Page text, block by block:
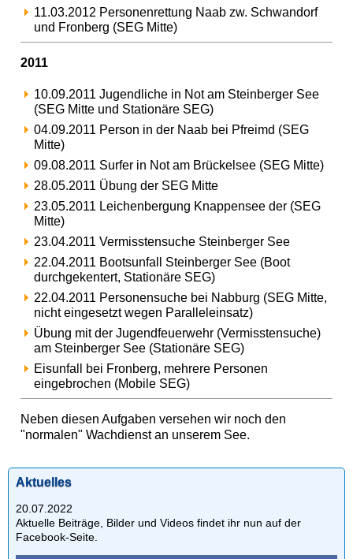
11.03.2012 Personenrettung Naab zw. Schwandorf
und Fronberg (SEG Mitte)
2011
10.09.2011 Jugendliche in Not am Steinberger See
(SEG Mitte und Stationäre SEG)
04.09.2011 Person in der Naab bei Pfreimd (SEG
Mitte)
09.08.2011 Surfer in Not am Brückelsee (SEG Mitte)
28.05.2011 Übung der SEG Mitte
23.05.2011 Leichenbergung Knappensee der (SEG
Mitte)
23.04.2011 Vermisstensuche Steinberger See
22.04.2011 Bootsunfall Steinberger See (Boot
durchgekentert, Stationäre SEG)
22.04.2011 Personensuche bei Nabburg (SEG Mitte,
nicht eingesetzt wegen Paralleleinsatz)
Übung mit der Jugendfeuerwehr (Vermisstensuche)
am Steinberger See (Stationäre SEG)
Eisunfall bei Fronberg, mehrere Personen
eingebrochen (Mobile SEG)
Neben diesen Aufgaben versehen wir noch den
"normalen" Wachdienst an unserem See.
Aktuelles
20.07.2022
Aktuelle Beiträge, Bilder und Videos findet ihr nun auf der
Facebook-Seite.